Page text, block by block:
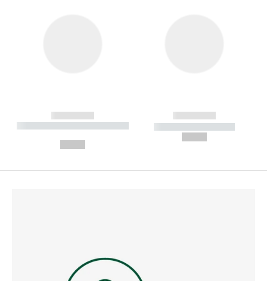
------------
----------- ----------- --------
------------
----------- -----------